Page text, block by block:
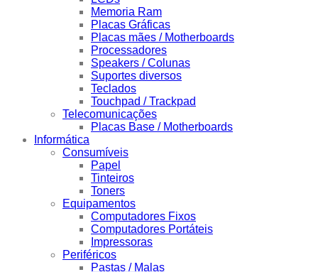
Memoria Ram
Placas Gráficas
Placas mães / Motherboards
Processadores
Speakers / Colunas
Suportes diversos
Teclados
Touchpad / Trackpad
Telecomunicações
Placas Base / Motherboards
Informática
Consumíveis
Papel
Tinteiros
Toners
Equipamentos
Computadores Fixos
Computadores Portáteis
Impressoras
Periféricos
Pastas / Malas